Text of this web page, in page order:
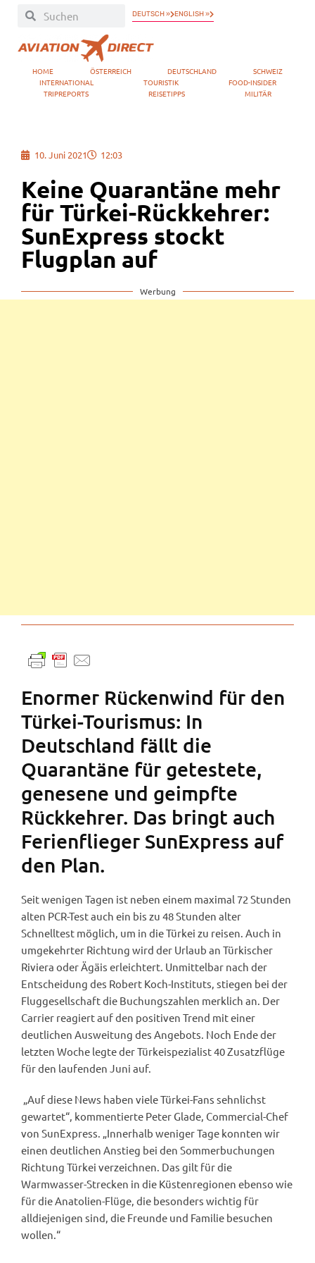
DEUTSCH » ENGLISH »
HOME ÖSTERREICH DEUTSCHLAND
SCHWEIZ
INTERNATIONAL
TOURISTIK
FOOD-INSIDER
TRIPREPORTS
REISETIPPS MILITÄR
10. Juni 2021 12:03
Keine Quarantäne mehr
für Türkei-Rückkehrer:
SunExpress stockt
Flugplan auf
Werbung
Enormer Rückenwind für den
Türkei-Tourismus: In
Deutschland fällt die
Quarantäne für getestete,
genesene und geimpfte
Rückkehrer. Das bringt auch
Ferienflieger SunExpress auf
den Plan.
Seit wenigen Tagen ist neben einem maximal 72 Stunden
alten PCR-Test auch ein bis zu 48 Stunden alter
Schnelltest möglich, um in die Türkei zu reisen. Auch in
umgekehrter Richtung wird der Urlaub an Türkischer
Riviera oder Ägäis erleichtert. Unmittelbar nach der
Entscheidung des Robert Koch-Instituts, stiegen bei der
Fluggesellschaft die Buchungszahlen merklich an. Der
Carrier reagiert auf den positiven Trend mit einer
deutlichen Ausweitung des Angebots. Noch Ende der
letzten Woche legte der Türkeispezialist 40 Zusatzflüge
für den laufenden Juni auf.
„Auf diese News haben viele Türkei-Fans sehnlichst
gewartet“, kommentierte Peter Glade, Commercial-Chef
von SunExpress. „Innerhalb weniger Tage konnten wir
einen deutlichen Anstieg bei den Sommerbuchungen
Richtung Türkei verzeichnen. Das gilt für die
Warmwasser-Strecken in die Küstenregionen ebenso wie
für die Anatolien-Flüge, die besonders wichtig für
alldiejenigen sind, die Freunde und Familie besuchen
wollen.“